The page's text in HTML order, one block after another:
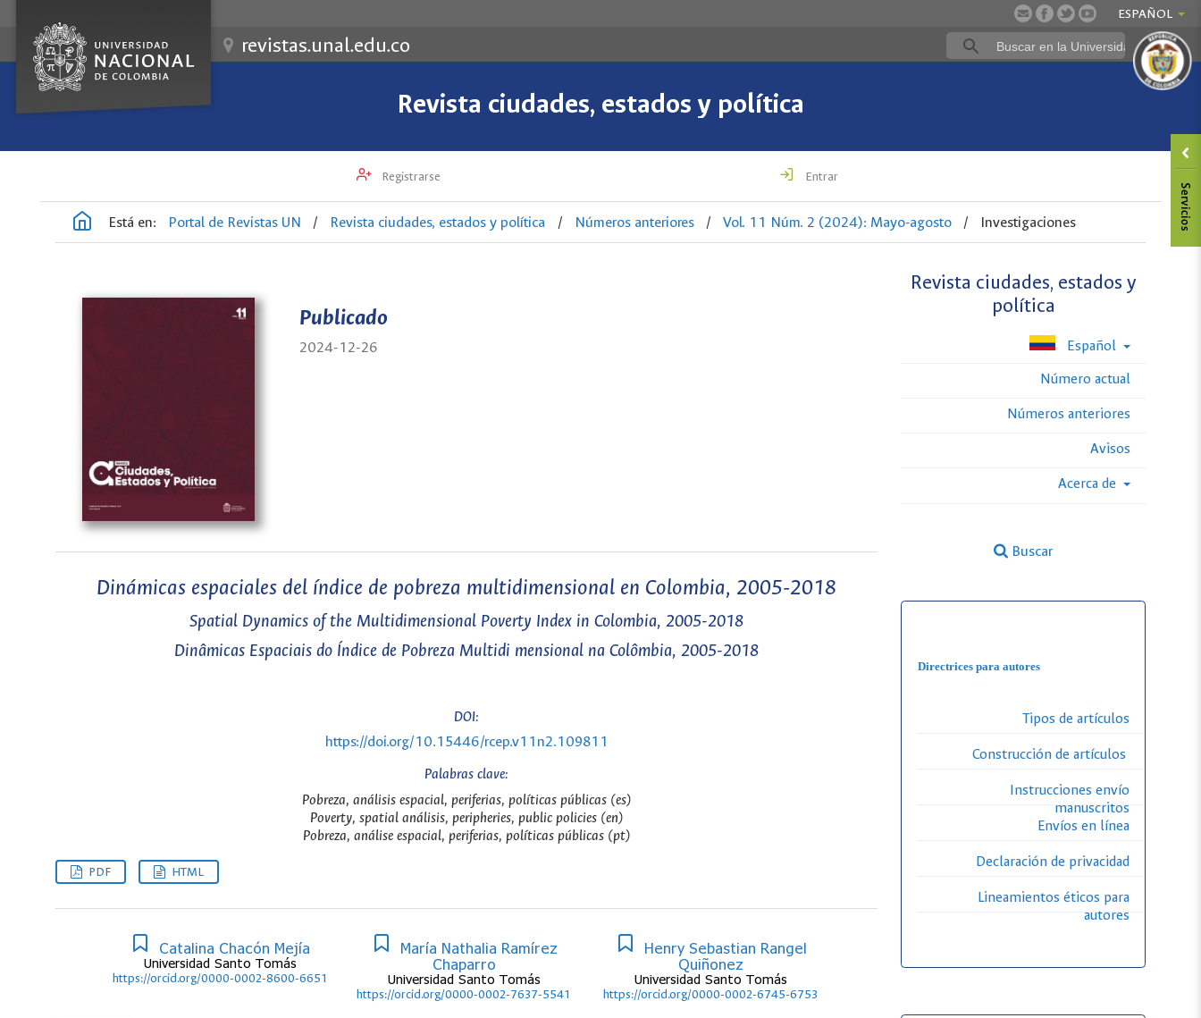
ESPAÑOL
revistas.unal.edu.co
Revista ciudades, estados y política
Registrarse Entrar
Está en: Portal de Revistas UN / Revista ciudades, estados y política / Números anteriores / Vol. 11 Núm. 2 (2024): Mayo-agosto / Investigaciones
Revista ciudades, estados y
política
Español
Número actual
Números anteriores
Avisos
Acerca de
Buscar
Publicado
2024-12-26
Dinámicas espaciales del índice de pobreza multidimensional en Colombia, 2005-2018
Spatial Dynamics of the Multidimensional Poverty Index in Colombia, 2005-2018
Dinâmicas Espaciais do Índice de Pobreza Multidi mensional na Colômbia, 2005-2018
DOI:
https://doi.org/10.15446/rcep.v11n2.109811
Palabras clave:
Pobreza, análisis espacial, periferias, políticas públicas (es)
Poverty, spatial análisis, peripheries, public policies (en)
Pobreza, análise espacial, periferias, políticas públicas (pt)
PDF HTML
Catalina Chacón Mejía
Universidad Santo Tomás
https://orcid.org/0000-0002-8600-6651
María Nathalia Ramírez
Chaparro
Universidad Santo Tomás
https://orcid.org/0000-0002-7637-5541
Henry Sebastian Rangel
Quiñonez
Universidad Santo Tomás
https://orcid.org/0000-0002-6745-6753
Directrices para autores
Tipos de artículos
Construcción de artículos
Instrucciones envío
manuscritos
Envíos en línea
Declaración de privacidad
Lineamientos éticos para
autores